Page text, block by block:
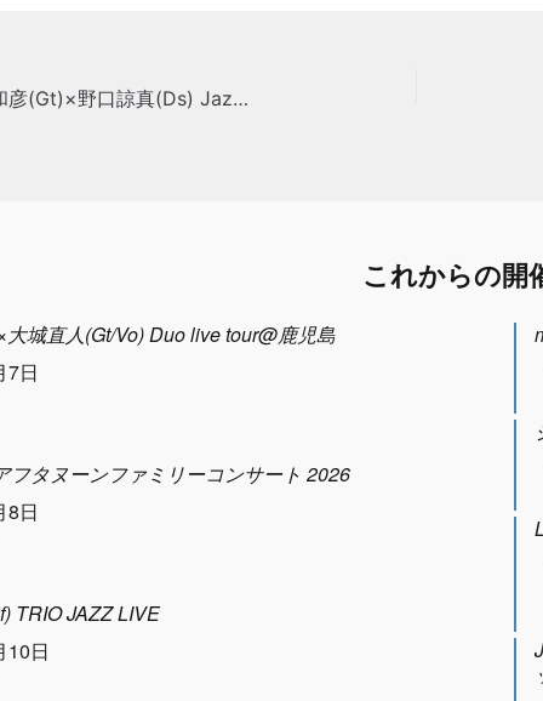
西野龍司(Ba)×エミリー(Vo)×磯山和彦(Gt)×野口諒真(Ds) Jazz & Rock Crossover
城直人(Gt/Vo) Duo live tour@鹿児島
7日
フタヌーンファミリーコンサート 2026
8日
TRIO JAZZ LIVE
10日
これからの開